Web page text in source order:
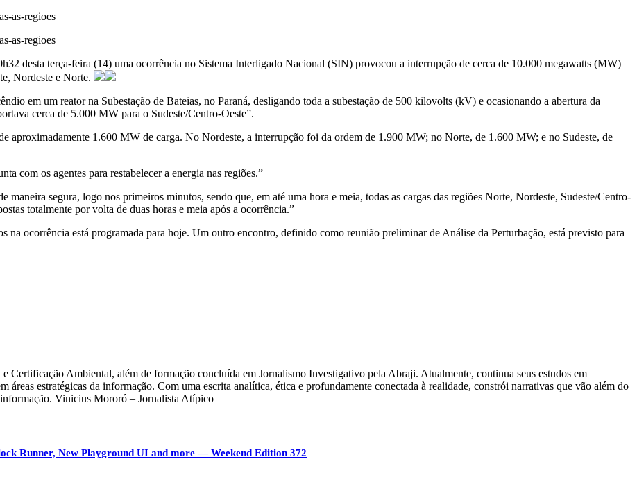
desta terça-feira (14) uma ocorrência no Sistema Interligado Nacional (SIN) provocou a interrupção de cerca de 10.000 megawatts (MW)
Nordeste e Norte.
em um reator na Subestação de Bateias, no Paraná, desligando toda a subestação de 500 kilovolts (kV) e ocasionando a abertura da
cerca de 5.000 MW para o Sudeste/Centro-Oeste”.
aproximadamente 1.600 MW de carga. No Nordeste, a interrupção foi da ordem de 1.900 MW; no Norte, de 1.600 MW; e no Sudeste, de
com os agentes para restabelecer a energia nas regiões.”
maneira segura, logo nos primeiros minutos, sendo que, em até uma hora e meia, todas as cargas das regiões Norte, Nordeste, Sudeste/Centro-
totalmente por volta de duas horas e meia após a ocorrência.”
na ocorrência está programada para hoje. Um outro encontro, definido como reunião preliminar de Análise da Perturbação, está previsto para
Certificação Ambiental, além de formação concluída em Jornalismo Investigativo pela Abraji. Atualmente, continua seus estudos em
áreas estratégicas da informação. Com uma escrita analítica, ética e profundamente conectada à realidade, constrói narrativas que vão além do
Vinicius Mororó – Jornalista Atípico
Runner, New Playground UI and more — Weekend Edition 372